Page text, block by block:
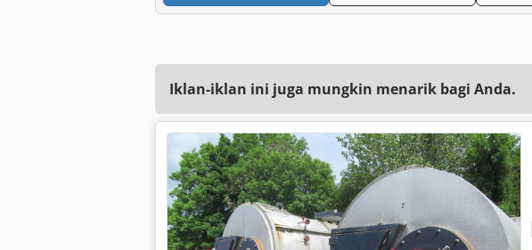
Iklan-iklan ini juga mungkin menarik bagi Anda.